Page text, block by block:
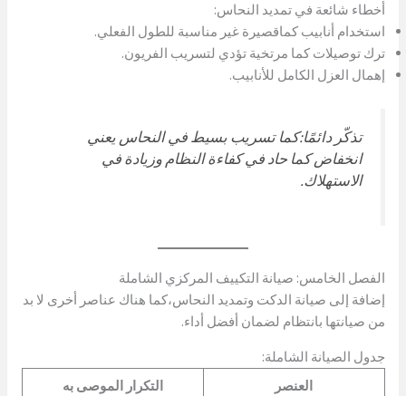
أخطاء شائعة في تمديد النحاس:
استخدام أنابيب كماقصيرة غير مناسبة للطول الفعلي.
ترك توصيلات كما مرتخية تؤدي لتسريب الفريون.
إهمال العزل الكامل للأنابيب.
تذكّر دائمًا:كما تسريب بسيط في النحاس يعني
انخفاض كما حاد في كفاءة النظام وزيادة في
الاستهلاك.
الفصل الخامس: صيانة التكييف المركزي الشاملة
إضافة إلى صيانة الدكت وتمديد النحاس،كما هناك عناصر أخرى لا بد
من صيانتها بانتظام لضمان أفضل أداء.
جدول الصيانة الشاملة:
العنصر
التكرار الموصى به